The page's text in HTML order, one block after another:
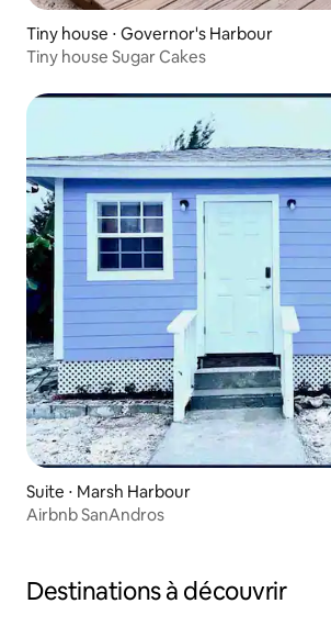
Tiny house ⋅ Governor's Harbour
Tiny house Sugar Cakes
Suite ⋅ Marsh Harbour
Airbnb SanAndros
Destinations à découvrir